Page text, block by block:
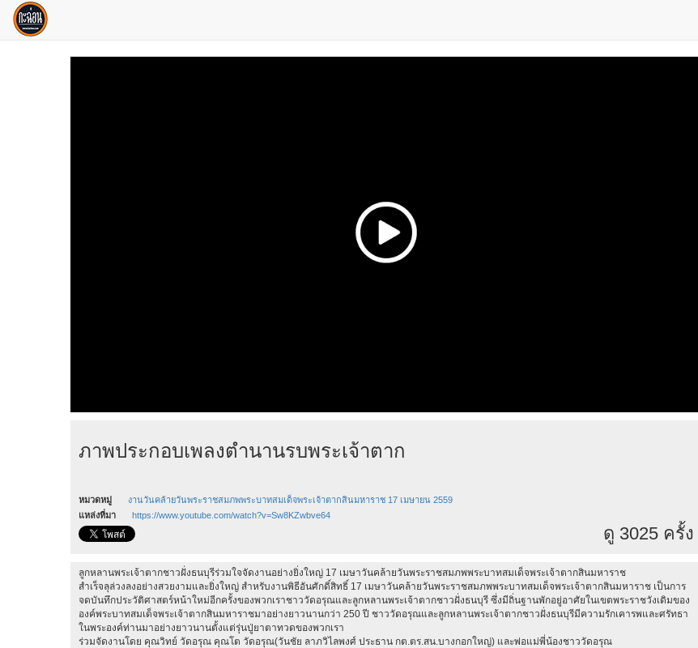
ภาพประกอบเพลงตำนานรบพระเจ้าตาก
หมวดหมู่
งานวันคล้ายวันพระราชสมภพพระบาทสมเด็จพระเจ้าตากสินมหาราช 17 เมษายน 2559
แหล่งที่มา
https://www.youtube.com/watch?v=Sw8KZwbve64
ดู 3025 ครั้ง
ลูกหลานพระเจ้าตากชาวฝั่งธนบุรีร่วมใจจัดงานอย่างยิ่งใหญ่ 17 เมษาวันคล้ายวันพระราชสมภพพระบาทสมเด็จพระเจ้าตากสินมหาราช
สำเร็จลุล่วงลงอย่างสวยงามและยิ่งใหญ่ สำหรับงานพิธีอันศักดิ์สิทธิ์ 17 เมษาวันคล้ายวันพระราชสมภพพระบาทสมเด็จพระเจ้าตากสินมหาราช เป็นการ
จดบันทึกประวัติศาสตร์หน้าใหม่อีกครั้งของพวกเราชาววัดอรุณและลูกหลานพระเจ้าตากชาวฝั่งธนบุรี ซึ่งมีถิ่นฐานพักอยู่อาศัยในเขตพระราชวังเดิมของ
องค์พระบาทสมเด็จพระเจ้าตากสินมหาราชมาอย่างยาวนานกว่า 250 ปี ชาววัดอรุณและลูกหลานพระเจ้าตากชาวฝั่งธนบุรีมีความรักเคารพและศรัทธา
ในพระองค์ท่านมาอย่างยาวนานตั้งแต่รุ่นปู่ยาตาทวดของพวกเรา
ร่วมจัดงานโดย คุณวิทย์ วัดอรุณ คุณโต วัดอรุณ(วันชัย ลาภวิไลพงศ์ ประธาน กต.ตร.สน.บางกอกใหญ่) และพ่อแม่พี่น้องชาววัดอรุณ